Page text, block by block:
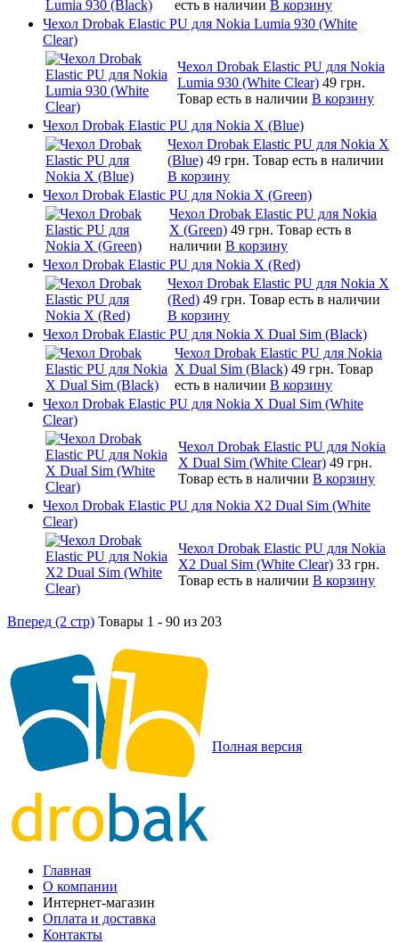
есть в наличии В корзину
Чехол Drobak Elastic PU для Nokia Lumia 930 (White
Clear)
Чехол Drobak Elastic PU для Nokia
Lumia 930 (White Clear) 49 грн.
Товар есть в наличии В корзину
Чехол Drobak Elastic PU для Nokia X (Blue)
Чехол Drobak Elastic PU для Nokia X
(Blue) 49 грн. Товар есть в наличии
В корзину
Чехол Drobak Elastic PU для Nokia X (Green)
Чехол Drobak Elastic PU для Nokia
X (Green) 49 грн. Товар есть в
наличии В корзину
Чехол Drobak Elastic PU для Nokia X (Red)
Чехол Drobak Elastic PU для Nokia X
(Red) 49 грн. Товар есть в наличии
В корзину
Чехол Drobak Elastic PU для Nokia X Dual Sim (Black)
Чехол Drobak Elastic PU для Nokia
X Dual Sim (Black) 49 грн. Товар
есть в наличии В корзину
Чехол Drobak Elastic PU для Nokia X Dual Sim (White
Clear)
Чехол Drobak Elastic PU для Nokia
X Dual Sim (White Clear) 49 грн.
Товар есть в наличии В корзину
Чехол Drobak Elastic PU для Nokia X2 Dual Sim (White
Clear)
Чехол Drobak Elastic PU для Nokia
X2 Dual Sim (White Clear) 33 грн.
Товар есть в наличии В корзину
Вперед (2 стр) Товары 1 - 90 из 203
Полная версия
Главная
О компании
Интернет-магазин
Оплата и доставка
Контакты